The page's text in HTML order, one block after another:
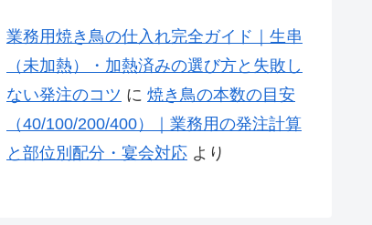
業務用焼き鳥の仕入れ完全ガイド｜生串
（未加熱）・加熱済みの選び方と失敗し
ない発注のコツ に 焼き鳥の本数の目安
（40/100/200/400）｜業務用の発注計算
と部位別配分・宴会対応 より